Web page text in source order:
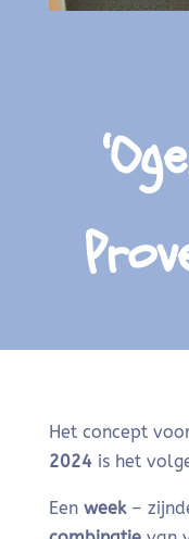
Het concept
2024 is het
Een week–